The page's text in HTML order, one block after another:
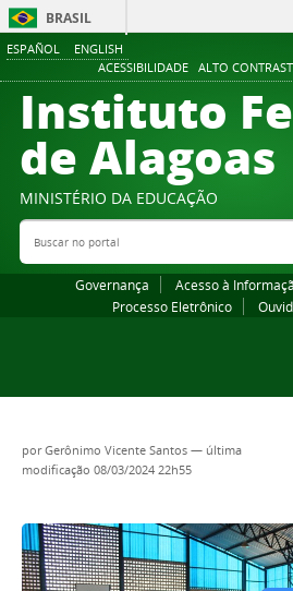
ESPAÑOL ENGLISH
ACESSIBILIDADE ALTO
BRASIL
Instituto
de Alagoas
MINISTÉRIO DA EDUCAÇÃO
Buscar no portal
Governança Acesso à
Processo Eletrônico
porGerônimo Vicente Santos — última
modificação 08/03/2024 22h55